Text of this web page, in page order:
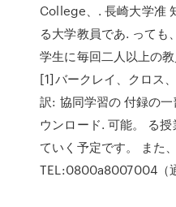
College、. 長崎大学准
る大学教員であ. っても
学生に毎回二人以上の
[1]バークレイ、クロス
訳: 協同学習の 付録の
ウンロード. 可能。 る
ていく予定です。 また
TEL:0800a8007004（